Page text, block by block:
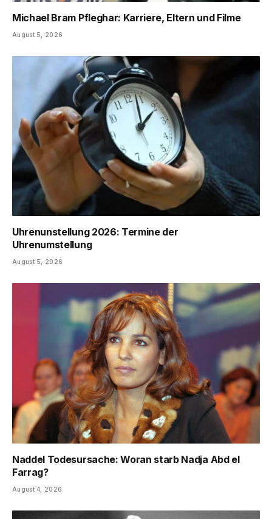
Michael Bram Pfleghar: Karriere, Eltern und Filme
August 5, 2026
Uhrenunstellung 2026: Termine der
Uhrenumstellung
August 5, 2026
Naddel Todesursache: Woran starb Nadja Abd el
Farrag?
August 4, 2026